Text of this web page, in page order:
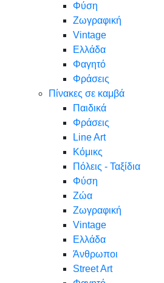
Φύση
Ζωγραφική
Vintage
Ελλάδα
Φαγητό
Φράσεις
Πίνακες σε καμβά
Παιδικά
Φράσεις
Line Art
Κόμικς
Πόλεις - Ταξίδια
Φύση
Ζώα
Ζωγραφική
Vintage
Ελλάδα
Άνθρωποι
Street Art